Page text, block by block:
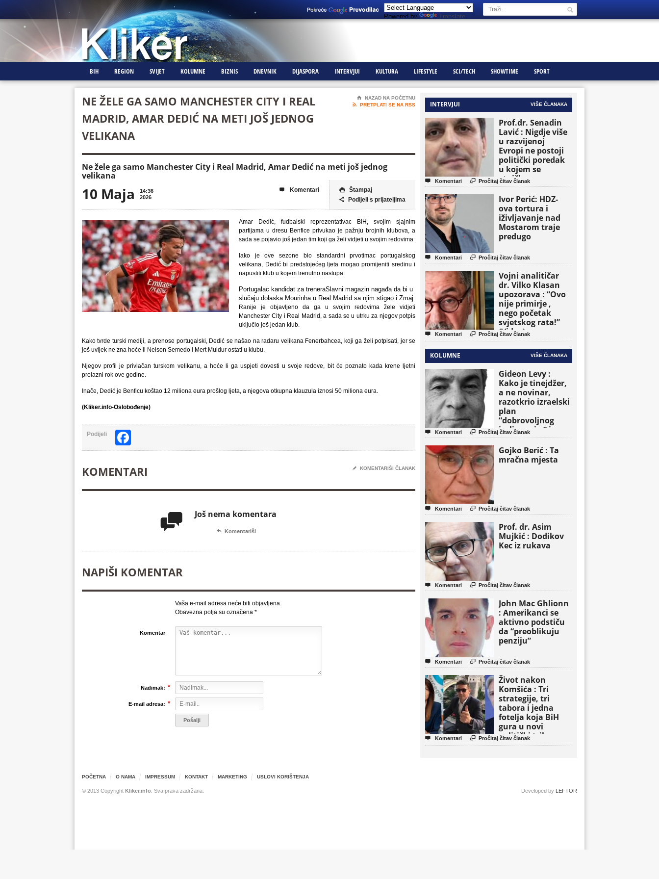
Powered by Translate
BIH REGION SVIJET KOLUMNE BIZNIS DNEVNIK DIJASPORA INTERVJUI KULTURA LIFESTYLE SCI/TECH SHOWTIME SPORT
NE ŽELE GA SAMO MANCHESTER CITY I REAL
MADRID, AMAR DEDIĆ NA METI JOŠ JEDNOG
VELIKANA
⌂
NAZAD NA POČETNU

PRETPLATI SE NA RSS
Ne žele ga samo Manchester City i Real Madrid, Amar Dedić na meti još jednog
velikana
10 Maja
14:36
2026
 Štampaj
 Podijeli s prijateljima
 Komentari
Amar Dedić, fudbalski reprezentativac BiH, svojim sjajnim
partijama u dresu Benfice privukao je pažnju brojnih klubova, a
sada se pojavio još jedan tim koji ga želi vidjeti u svojim redovima
Iako je ove sezone bio standardni prvotimac portugalskog
velikana, Dedić bi predstojećeg ljeta mogao promijeniti sredinu i
napustiti klub u kojem trenutno nastupa.
Portugalac kandidat za treneraSlavni magazin nagađa da bi u
slučaju dolaska Mourinha u Real Madrid sa njim stigao i Zmaj
Ranije je objavljeno da ga u svojim redovima žele vidjeti
Manchester City i Real Madrid, a sada se u utrku za njegov potpis
uključio još jedan klub.
Kako tvrde turski mediji, a prenose portugalski, Dedić se našao na radaru velikana Fenerbahcea, koji ga želi potpisati, jer se
još uvijek ne zna hoće li Nelson Semedo i Mert Muldur ostati u klubu.
Njegov profil je privlačan turskom velikanu, a hoće li ga uspjeti dovesti u svoje redove, bit će poznato kada krene ljetni
prelazni rok ove godine.
Inače, Dedić je Benficu koštao 12 miliona eura prošlog ljeta, a njegova otkupna klauzula iznosi 50 miliona eura.
(Kliker.info-Oslobođenje)
Podijeli
KOMENTARI ✎ KOMENTARIŠI ČLANAK
 Još nema komentara
 Komentariši
NAPIŠI KOMENTAR
Vaša e-mail adresa neće biti objavljena.
Obavezna polja su označena *
Komentar
Nadimak: *
E-mail adresa: *
INTERVJUI VIŠE ČLANAKA
Prof.dr. Senadin
Lavić : Nigdje više
u razvijenoj
Evropi ne postoji
politički poredak
u kojem se
etničke grupe
pojavljuju kao
osnovne političke
jedinice
 Komentari  Pročitaj čitav članak
Ivor Perić: HDZ-
ova tortura i
iživljavanje nad
Mostarom traje
predugo
 Komentari  Pročitaj čitav članak
Vojni analitičar
dr. Vilko Klasan
upozorava : “Ovo
nije primirje ,
nego početak
svjetskog rata!”
(Video)
 Komentari  Pročitaj čitav članak
KOLUMNE VIŠE ČLANAKA
Gideon Levy :
Kako je tinejdžer,
a ne novinar,
razotkrio izraelski
plan
“dobrovoljnog
iseljavanja ” iz
Gaze
 Komentari  Pročitaj čitav članak
Gojko Berić : Ta
mračna mjesta
 Komentari  Pročitaj čitav članak
Prof. dr. Asim
Mujkić : Dodikov
Kec iz rukava
 Komentari  Pročitaj čitav članak
John Mac Ghlionn
: Amerikanci se
aktivno podstiču
da “preoblikuju
penziju”
 Komentari  Pročitaj čitav članak
Život nakon
Komšića : Tri
strategije, tri
tabora i jedna
fotelja koja BiH
gura u novi
politički triler
 Komentari  Pročitaj čitav članak
POČETNA O NAMA IMPRESSUM KONTAKT MARKETING USLOVI KORIŠTENJA
© 2013 Copyright Kliker.info. Sva prava zadržana. Developed by LEFTOR